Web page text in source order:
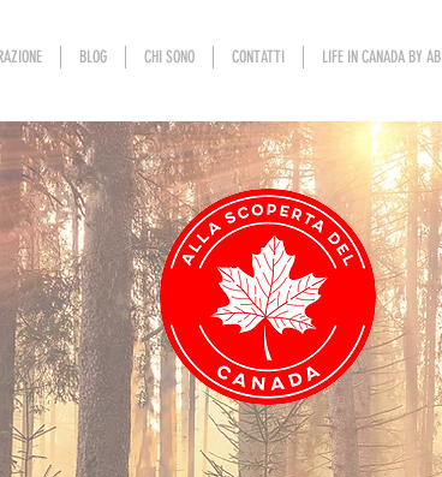
BLOG CHI SONO CONTATTI LIFE IN CANADA BY AB